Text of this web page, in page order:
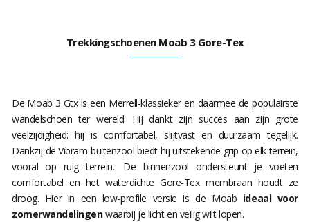
Trekkingschoenen Moab 3 Gore-Tex
De Moab 3 Gtx is een Merrell-klassieker en daarmee de populairste
wandelschoen ter wereld. Hij dankt zijn succes aan zijn grote
veelzijdigheid: hij is comfortabel, slijtvast en duurzaam tegelijk.
Dankzij de Vibram-buitenzool biedt hij uitstekende grip op elk terrein,
vooral op ruig terrein.. De binnenzool ondersteunt je voeten
comfortabel en het waterdichte Gore-Tex membraan houdt ze
droog. Hier in een low-profile versie is de Moab ideaal voor
zomerwandelingenwaarbij je licht en veilig wilt lopen.